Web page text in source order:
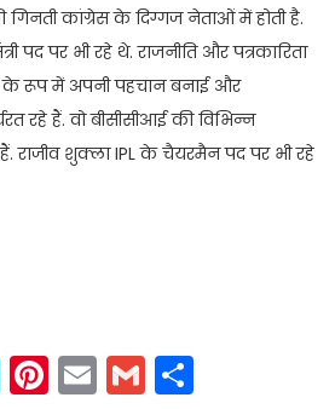
कांग्रेस के दिग्गज नेताओं में होती है.
पद पर भी रहे थे. राजनीति और पत्रकारिता
के रूप में अपनी पहचान बनाई और
रहे हैं. वो बीसीसीआई की विभिन्न
शुक्ला IPL के चैयरमैन पद पर भी रहे
Telegram
Pinterest
EmailGmail